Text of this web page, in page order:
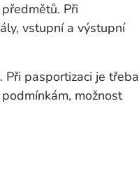
Při
vstupní a výstupní
pasportizaci je třeba
možnost